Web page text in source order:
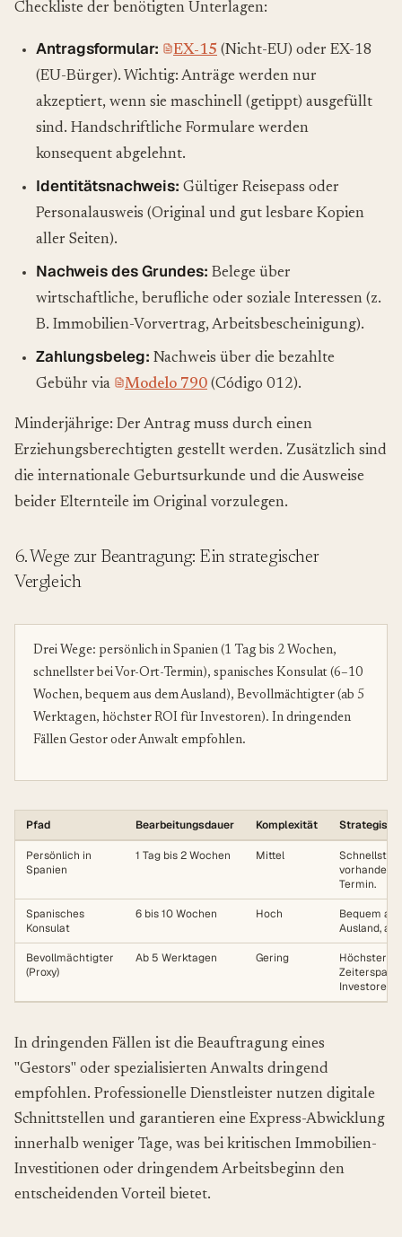
Checkliste der benötigten Unterlagen:
Antragsformular: EX-15 (Nicht-EU) oder EX-18
(EU-Bürger). Wichtig: Anträge werden nur
akzeptiert, wenn sie maschinell (getippt) ausgefüllt
sind. Handschriftliche Formulare werden
konsequent abgelehnt.
Identitätsnachweis: Gültiger Reisepass oder
Personalausweis (Original und gut lesbare Kopien
aller Seiten).
Nachweis des Grundes: Belege über
wirtschaftliche, berufliche oder soziale Interessen (z.
B. Immobilien-Vorvertrag, Arbeitsbescheinigung).
Zahlungsbeleg: Nachweis über die bezahlte
Gebühr via
Modelo 790 (Código 012).
Minderjährige: Der Antrag muss durch einen
Erziehungsberechtigten gestellt werden. Zusätzlich sind
die internationale Geburtsurkunde und die Ausweise
beider Elternteile im Original vorzulegen.
6. Wege zur Beantragung: Ein strategischer
Vergleich
Drei Wege: persönlich in Spanien (1 Tag bis 2 Wochen,
schnellster bei Vor-Ort-Termin), spanisches Konsulat (6–10
Wochen, bequem aus dem Ausland), Bevollmächtigter (ab 5
Werktagen, höchster ROI für Investoren). In dringenden
Fällen Gestor oder Anwalt empfohlen.
Pfad Bearbeitungsdauer Komplexität
Persönlich in
Spanien
1 Tag bis 2 Wochen Mittel
Schnellster
Termin.
Spanisches
Konsulat
6 bis 10 Wochen Hoch
Bequem
Ausland,
Bevollmächtigter
(Proxy)
Ab 5 Werktagen Gering
Höchster
Investoren.
In dringenden Fällen ist die Beauftragung eines
"Gestors" oder spezialisierten Anwalts dringend
empfohlen. Professionelle Dienstleister nutzen digitale
Schnittstellen und garantieren eine Express-Abwicklung
innerhalb weniger Tage, was bei kritischen Immobilien-
Investitionen oder dringendem Arbeitsbeginn den
entscheidenden Vorteil bietet.